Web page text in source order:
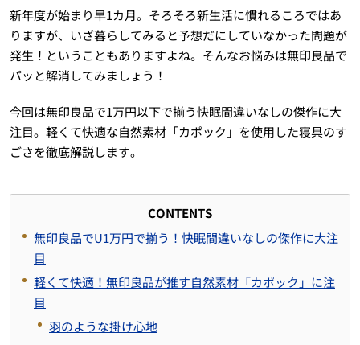
新年度が始まり早1カ月。そろそろ新生活に慣れるころではあ
りますが、いざ暮らしてみると予想だにしていなかった問題が
発生！ということもありますよね。そんなお悩みは無印良品で
パッと解消してみましょう！
今回は無印良品で1万円以下で揃う快眠間違いなしの傑作に大
注目。軽くて快適な自然素材「カポック」を使用した寝具のす
ごさを徹底解説します。
CONTENTS
無印良品でU1万円で揃う！快眠間違いなしの傑作に大注
目
軽くて快適！無印良品が推す自然素材「カポック」に注
目
羽のような掛け心地